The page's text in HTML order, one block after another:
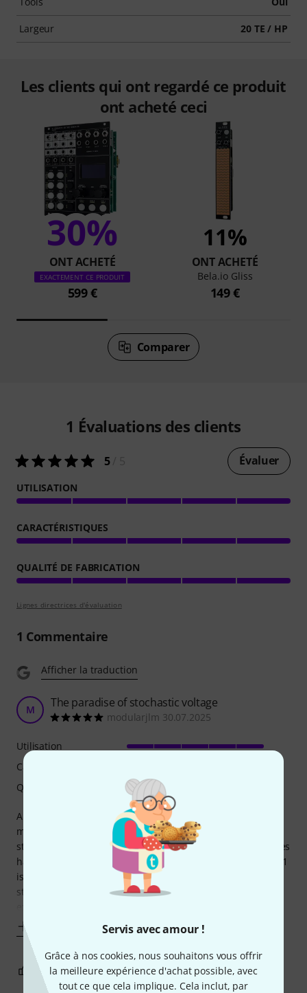
Servis avec amour !
Grâce à nos cookies, nous souhaitons vous offrir
la meilleure expérience d'achat possible, avec
tout ce que cela implique. Cela inclut, par
Largeur 20 TE / HP
Les clients qui ont regardé ce produit
ont acheté ceci
30%
ONT ACHETÉ
EXACTEMENT CE PRODUIT
599 €
11%
ONT ACHETÉ
Bela.io Gliss
149 €
Comparer
1 Évaluations des clients
5/ 5 Évaluer
UTILISATION
CARACTÉRISTIQUES
QUALITÉ DE FABRICATION
Lignes directrices d'évaluation
1 Commentaire
Afficher la traduction
M The paradise of stochastic voltage
modularjlm 30.07.2025
ADDAC System is one of the most experienced
manufacturers of modules related to random processes or
stochastic voltage generation. For a long time, their modules
have been looking at this world of synthesis. The ADDAC511
is a complex module; you will need to spend a lot of time
studying it and comparing it to the manual (which is
Utilisation
Caractéristiques
Qualité de fabrication
2 0 SIGNALER L'ÉVALUATION